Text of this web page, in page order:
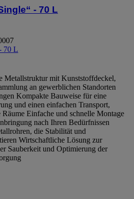
- 70 L
70 L
Metallstruktur mit Kunststoffdeckel,
an gewerblichen Standorten
Kompakte Bauweise für eine
und einen einfachen Transport,
Räume Einfache und schnelle Montage
nach Ihren Bedürfnissen
die Stabilität und
Wirtschaftliche Lösung zur
Sauberkeit und Optimierung der